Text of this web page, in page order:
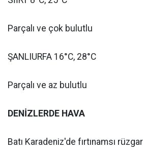
Parçalı ve çok bulutlu
ŞANLIURFA 16°C, 28°C
Parçalı ve az bulutlu
DENİZLERDE HAVA
Batı Karadeniz'de fırtınamsı